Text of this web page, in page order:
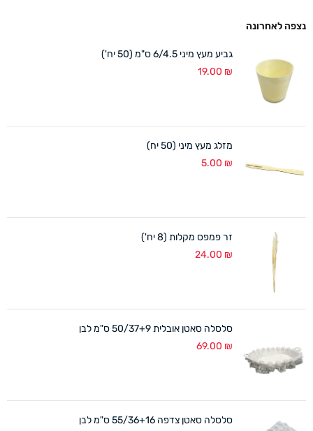
נצפה לאחרונה
גביע מעץ מיני 6/4.5 ס"מ (50 יח')
19.00 ₪
מזלג מעץ מיני (50 יח)
5.00 ₪
זר פמפס מקלות (8 יח')
24.00 ₪
סלסלה סאטן אובלית 50/37+9 ס"מ לבן
69.00 ₪
סלסלה סאטן צדפה 55/36+16 ס"מ לבן